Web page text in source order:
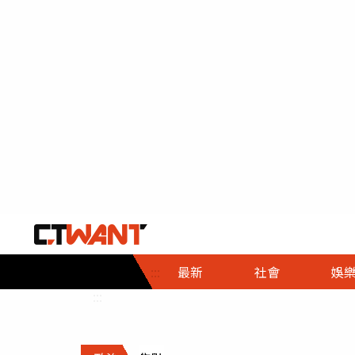
::: 最新 社會
社會首頁
時事
調查
娛樂
娛樂首頁
即時
財經首頁
熱線
政